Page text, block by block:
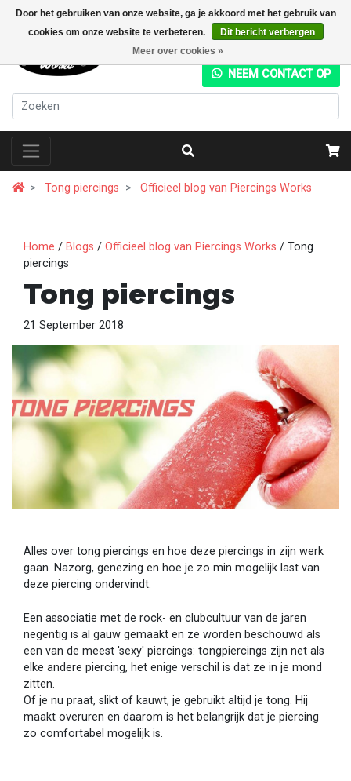
Door het gebruiken van onze website, ga je akkoord met het gebruik van
cookies om onze website te verbeteren.
Dit bericht verbergen
Meer over cookies »
NEEM CONTACT OP
Tong piercings Officieel blog van Piercings Works
Home / Blogs / Officieel blog van Piercings Works / Tong
piercings
Tong piercings
21 September 2018
Alles over tong piercings en hoe deze piercings in zijn werk
gaan. Nazorg, genezing en hoe je zo min mogelijk last van
deze piercing ondervindt.
Een associatie met de rock- en clubcultuur van de jaren
negentig is al gauw gemaakt en ze worden beschouwd als
een van de meest 'sexy' piercings: tongpiercings zijn net als
elke andere piercing, het enige verschil is dat ze in je mond
zitten.
Of je nu praat, slikt of kauwt, je gebruikt altijd je tong. Hij
maakt overuren en daarom is het belangrijk dat je piercing
zo comfortabel mogelijk is.